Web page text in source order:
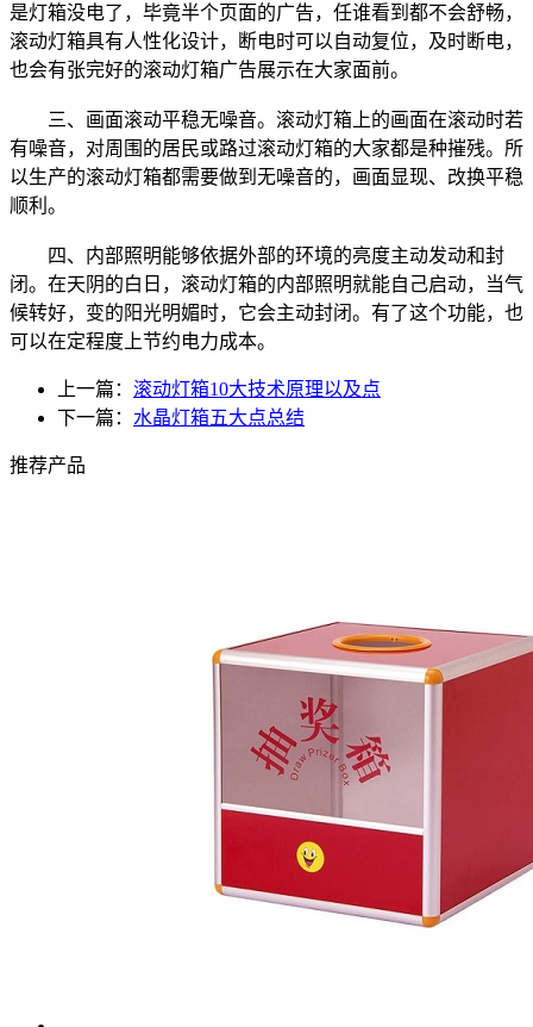
是灯箱没电了，毕竟半个页面的广告，任谁看到都不会舒畅，
滚动灯箱具有人性化设计，断电时可以自动复位，及时断电，
也会有张完好的滚动灯箱广告展示在大家面前。
三、画面滚动平稳无噪音。滚动灯箱上的画面在滚动时若
有噪音，对周围的居民或路过滚动灯箱的大家都是种摧残。所
以生产的滚动灯箱都需要做到无噪音的，画面显现、改换平稳
顺利。
四、内部照明能够依据外部的环境的亮度主动发动和封
闭。在天阴的白日，滚动灯箱的内部照明就能自己启动，当气
候转好，变的阳光明媚时，它会主动封闭。有了这个功能，也
可以在定程度上节约电力成本。
上一篇： 滚动灯箱10大技术原理以及点
下一篇： 水晶灯箱五大点总结
推荐产品